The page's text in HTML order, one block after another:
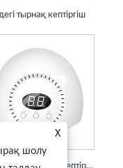
тырнақ кептіргіш
X
шолу